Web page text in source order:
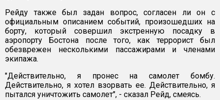
Рейду также был задан вопрос, согласен ли он с
официальным описанием событий, произошедших на
борту, который совершил экстренную посадку в
аэропорту Бостона после того, как террорист был
обезврежен несколькими пассажирами и членами
экипажа.
"Действительно, я пронес на самолет бомбу.
Действительно, я хотел взорвать ее. Действительно, я
пытался уничтожить самолет", - сказал Рейд, смеясь.